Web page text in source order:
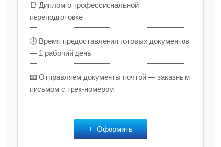
📑 Диплом о профессиональной
переподготовке
🕒 Время предоставления готовых документов
— 1 рабочий день
📧 Отправляем документы почтой — заказным
письмом с трек-номером
Оформить